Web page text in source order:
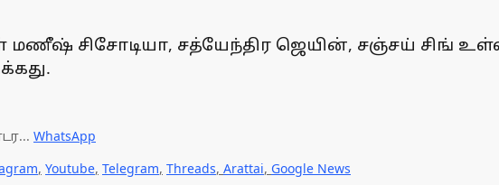
சிசோடியா, சத்யேந்திர ஜெயின், சஞ்சய் சிங்
WhatsApp
, Youtube, Telegram, Threads, Arattai, Google News